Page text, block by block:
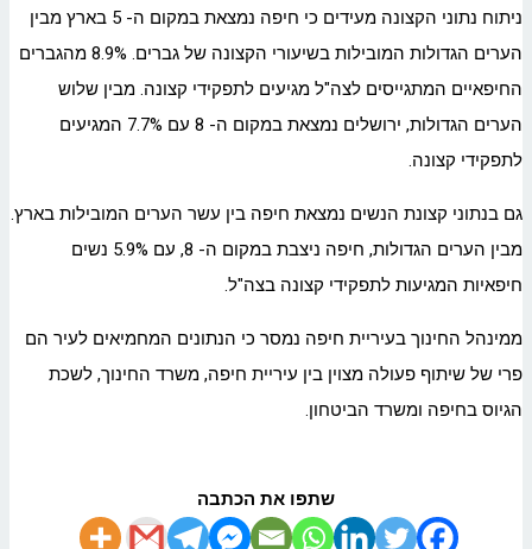
ניתוח נתוני הקצונה מעידים כי חיפה נמצאת במקום ה- 5 בארץ מבין
הערים הגדולות המובילות בשיעורי הקצונה של גברים. 8.9% מהגברים
החיפאיים המתגייסים לצה"ל מגיעים לתפקידי קצונה. מבין שלוש
הערים הגדולות, ירושלים נמצאת במקום ה- 8 עם 7.7% המגיעים
לתפקידי קצונה.
גם בנתוני קצונת הנשים נמצאת חיפה בין עשר הערים המובילות בארץ.
מבין הערים הגדולות, חיפה ניצבת במקום ה- 8, עם 5.9% נשים
חיפאיות המגיעות לתפקידי קצונה בצה"ל.
ממינהל החינוך בעיריית חיפה נמסר כי הנתונים המחמיאים לעיר הם
פרי של שיתוף פעולה מצוין בין עיריית חיפה, משרד החינוך, לשכת
הגיוס בחיפה ומשרד הביטחון.
שתפו את הכתבה